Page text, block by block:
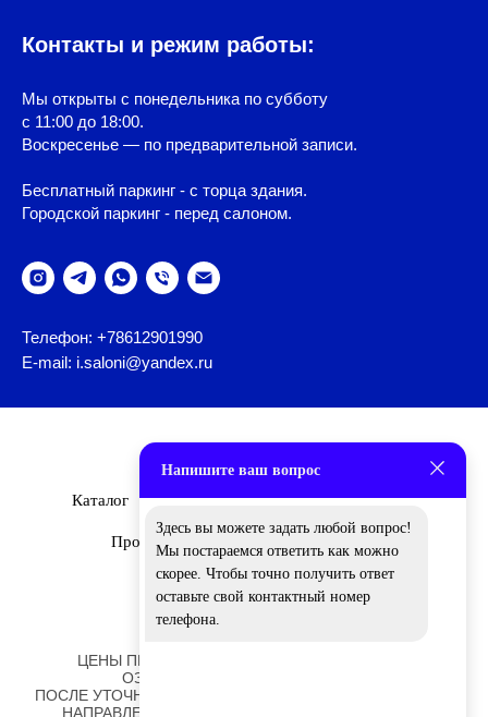
Контакты и режим работы:
Мы открыты с понедельника по субботу
с 11:00 до 18:00.
Воскресенье — по предварительной записи.
Бесплатный паркинг - с торца здания.
Городской паркинг - перед салоном.
Телефон: +78612901990
E-mail: i.saloni@yandex.ru
Каталог Бренды О Нас Дизайнеры
Проекты
ЦЕНЫ ПРЕДСТАВЛЕННЫЕ НА САЙТЕ НОСЯТ
ОЗНАКОМИТЕЛЬНЫЙ ХАРАКТЕР!
ПОСЛЕ УТОЧНЕНИЯ ОТДЕЛОК И РАЗМЕРОВ ВАМ БУДЕТ
НАПРАВЛЕНО ПЕРСОНАЛЬНОЕ КОММЕРЧЕСКОЕ
Напишите ваш вопрос
Здесь вы можете задать любой вопрос!
Мы постараемся ответить как можно
скорее. Чтобы точно получить ответ
оставьте свой контактный номер
телефона.